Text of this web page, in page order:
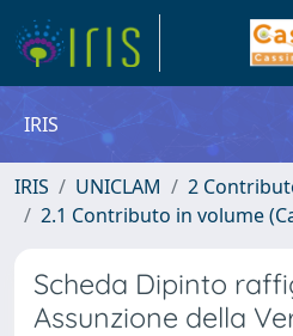
IRIS
IRIS UNICLAM
2
2.1 Contributo in volume
Scheda Dipinto
Assunzione della